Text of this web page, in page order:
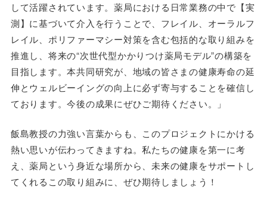
して活躍されています。薬局における日常業務の中で【実
測】に基づいて介入を行うことで、フレイル、オーラルフ
レイル、ポリファーマシー対策を含む包括的な取り組みを
推進し、将来の“次世代型かかりつけ薬局モデル”の構築を
目指します。本共同研究が、地域の皆さまの健康寿命の延
伸とウェルビーイングの向上に必ず寄与することを確信し
ております。今後の成果にぜひご期待ください。」
飯島教授の力強い言葉からも、このプロジェクトにかける
熱い思いが伝わってきますね。私たちの健康を第一に考
え、薬局という身近な場所から、未来の健康をサポートし
てくれるこの取り組みに、ぜひ期待しましょう！